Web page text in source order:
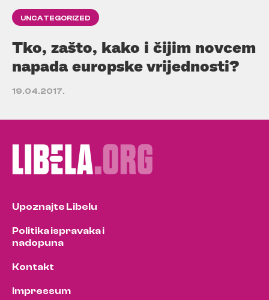
UNCATEGORIZED
Tko, zašto, kako i čijim novcem
napada europske vrijednosti?
19.04.2017.
Upoznajte Libelu
Politika ispravaka i
nadopuna
Kontakt
Impressum